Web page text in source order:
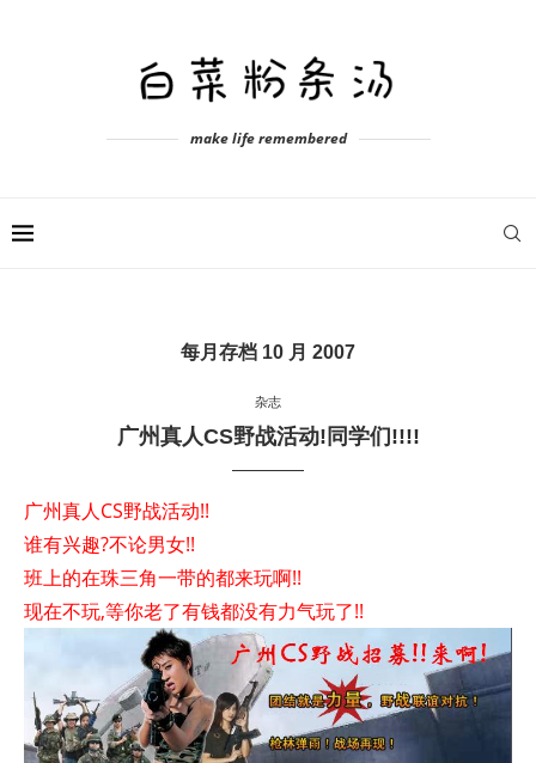
make life remembered
每月存档 10 月 2007
杂志
广州真人CS野战活动!同学们!!!!
广州真人CS野战活动!!
谁有兴趣?不论男女!!
班上的在珠三角一带的都来玩啊!!
现在不玩,等你老了有钱都没有力气玩了!!